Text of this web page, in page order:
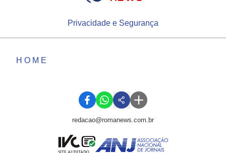
Privacidade e Segurança
HOME
redacao@romanews.com.br